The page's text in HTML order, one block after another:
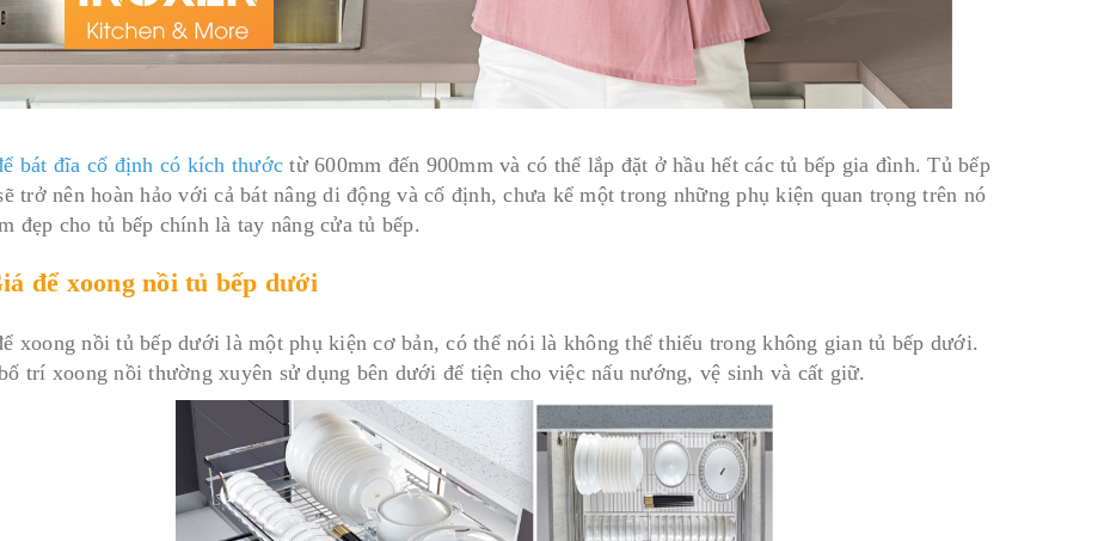
bát đĩa cố định có kích thước từ 600mm đến 900mm và có thể lắp đặt ở hầu hết các tủ bếp gia đình. Tủ bếp
trở nên hoàn hảo với cả bát nâng di động và cố định, chưa kể một trong những phụ kiện quan trọng trên nó
đẹp cho tủ bếp chính là tay nâng cửa tủ bếp.
để xoong nồi tủ bếp dưới
xoong nồi tủ bếp dưới là một phụ kiện cơ bản, có thể nói là không thể thiếu trong không gian tủ bếp dưới.
trí xoong nồi thường xuyên sử dụng bên dưới để tiện cho việc nấu nướng, vệ sinh và cất giữ.